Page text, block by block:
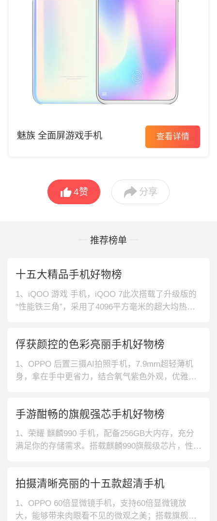
魅族 全面屏游戏手机 查看详情
4赞  分享
推荐榜单
十五大精品手机好物榜
1、iQOO 游戏 手机，iQOO 7此次搭载了升级版的
“性能铁三角”，采用了4096平方毫米的超大均热
台，CPU、GPU、AI性能全方位提升；内置4600m
Ah电池，支持55W有线秒充。3、Apple 性
俘获颜控的色彩亮丽手机好物榜
1、OPPO 后置三摄AI拍照手机，7.9mm超轻薄机
身，拿在手中更省力，结合氧气紫色外观，优雅唯
幕，画面流畅平滑，每一次操作都是一种享受。3、
一加 5G旗舰拍照手机，高通骁龙865处理器，带来
流畅而稳定
手游酣畅的旗舰强芯手机好物榜
1、荣耀 麒麟990 手机，配备256GB大内存，充分
满足你的存储需求。搭载麒麟990旗舰级芯片，性能
震撼立体，助你听声辨位，先发制人。配置90Hz高
清柔性屏，画质清晰流畅，告别模糊拖影。3、索尼
骁龙865
拍摄清晰亮丽的十五款超清手机
1、OPPO 60倍显微镜手机，支持60倍显微镜放
大，能够带来肉眼看不见的微观之美；搭载旗舰四